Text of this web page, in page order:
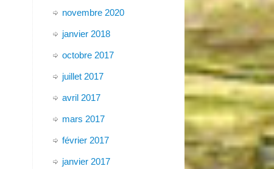
novembre 2020
janvier 2018
octobre 2017
juillet 2017
avril 2017
mars 2017
février 2017
janvier 2017